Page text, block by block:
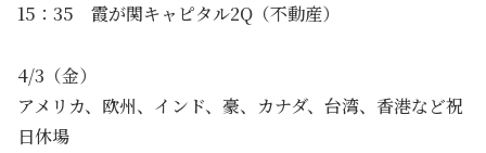
15：35 霞が関キャピタル2Q（不動産）
4/3（金）
アメリカ、欧州、インド、豪、カナダ、台湾、香港など祝
日休場